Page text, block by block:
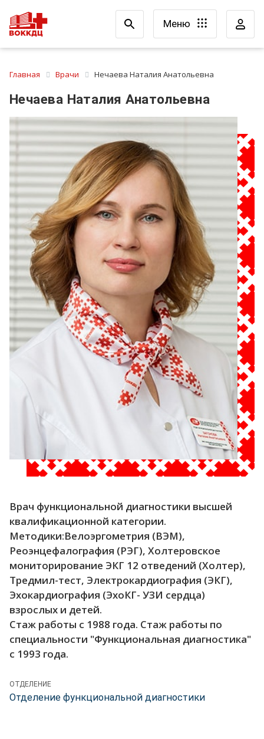
Меню
Главная Врачи Нечаева Наталия Анатольевна
Нечаева Наталия Анатольевна
Врач функциональной диагностики высшей
квалификационной категории.
Методики:Велоэргометрия (ВЭМ),
Реоэнцефалография (РЭГ), Холтеровское
мониторирование ЭКГ 12 отведений (Холтер),
Тредмил-тест, Электрокардиография (ЭКГ),
Эхокардиография (ЭхоКГ- УЗИ сердца)
взрослых и детей.
Стаж работы с 1988 года. Стаж работы по
специальности "Функциональная диагностика"
с 1993 года.
ОТДЕЛЕНИЕ
Отделение функциональной диагностики